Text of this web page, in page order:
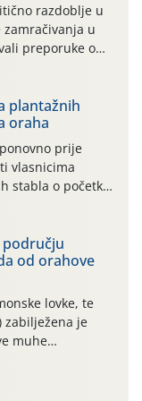
razdoblje u
u
preporuke o
od najčešćih
(23.7., 14.7.,
je
razdoblje, uz
plantažnih
oraha
prije
vlasnicima
stabla o početku
dvanaest dana
naročito
najviše
području
od orahove
lovke, te
zabilježena je
muhe
se objasniti
s vrlo malim